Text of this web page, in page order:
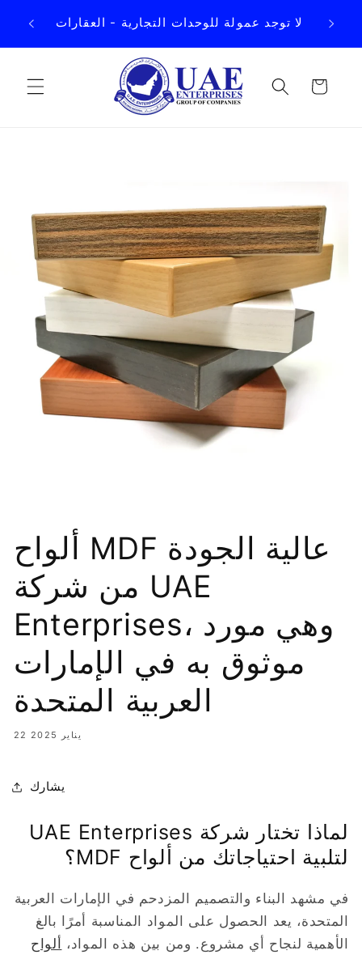
إلى
لا توجد عمولة للوحدات التجارية - العقارات
العربة
ألواح MDF عالية الجودة
من شركة UAE
Enterprises، وهي مورد
موثوق به في الإمارات
العربية المتحدة
22 يناير 2025
يشارك
لماذا تختار شركة UAE Enterprises
لتلبية احتياجاتك من ألواح MDF؟
في مشهد البناء والتصميم المزدحم في الإمارات العربية
المتحدة، يعد الحصول على المواد المناسبة أمرًا بالغ
الأهمية لنجاح أي مشروع. ومن بين هذه المواد، ألواح